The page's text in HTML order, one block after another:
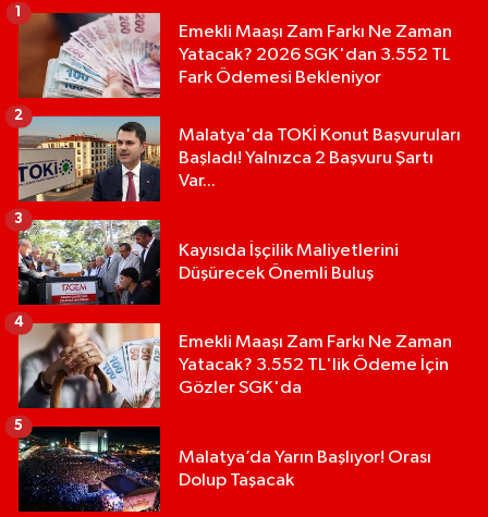
Emekli Maaşı Zam Farkı Ne Zaman
Yatacak? 2026 SGK'dan 3.552 TL
Fark Ödemesi Bekleniyor
1
Malatya'da TOKİ Konut Başvuruları
Başladı! Yalnızca 2 Başvuru Şartı
Var...
2
Kayısıda İşçilik Maliyetlerini
Düşürecek Önemli Buluş
3
Emekli Maaşı Zam Farkı Ne Zaman
Yatacak? 3.552 TL'lik Ödeme İçin
Gözler SGK'da
4
Malatya’da Yarın Başlıyor! Orası
Dolup Taşacak
5